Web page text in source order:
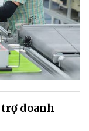
doanh